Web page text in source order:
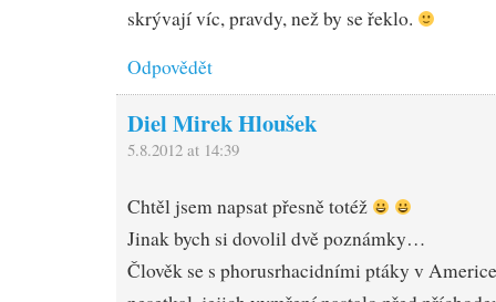
skrývají víc, pravdy, než by se řeklo.
Odpovědět
Diel Mirek Hloušek
5.8.2012 at 14:39
Chtěl jsem napsat přesně totéž
Jinak bych si dovolil dvě poznámky…
Člověk se s phorusrhacidními ptáky v